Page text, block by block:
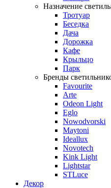
Назначение
Тротуар
Беседка
Дача
Дорожка
Кафе
Крыльцо
Парк
Бренды
Favourite
Arte
Odeon Light
Eglo
Nowodvorski
Maytoni
Ideallux
Novotech
Kink Light
Lightstar
STLuce
Декор